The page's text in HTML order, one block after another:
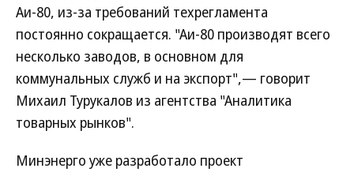
Аи-80, из-за требований техрегламента
постоянно сокращается. "Аи-80 производят всего
несколько заводов, в основном для
коммунальных служб и на экспорт",— говорит
Михаил Турукалов из агентства "Аналитика
товарных рынков".
Минэнерго уже разработало проект